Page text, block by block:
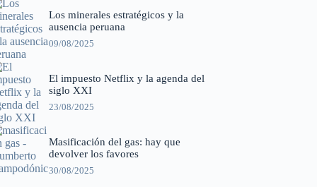
Los minerales estratégicos y la
ausencia peruana
09/08/2025
El impuesto Netflix y la agenda del
siglo XXI
23/08/2025
Masificación del gas: hay que
devolver los favores
30/08/2025